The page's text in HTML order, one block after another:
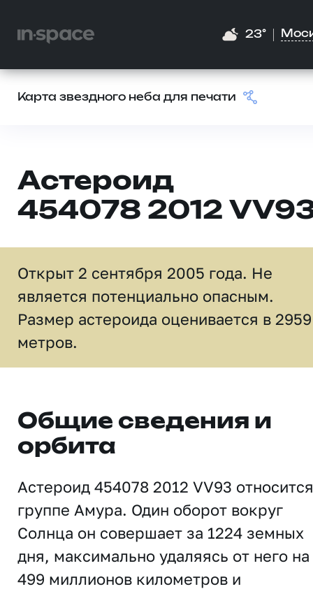
23°
Карта звездного неба для печати
Астероид
454078 2012
Открыт 2 сентября 2005 года. Не
является потенциально опасным.
Размер астероида оценивается в 2959
метров.
Общие сведения и
орбита
Астероид 454078 2012 VV93
группе Амура. Один оборот вокруг
Солнца он совершает за 1224 земных
дня, максимально удаляясь от него на
499 миллионов километров и